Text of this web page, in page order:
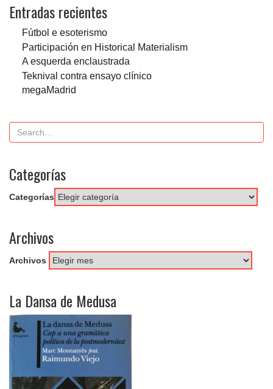
Entradas recientes
Fútbol e esoterismo
Participación en Historical Materialism
A esquerda enclaustrada
Teknival contra ensayo clínico
megaMadrid
Categorías
Categorías
Archivos
Archivos
La Dansa de Medusa